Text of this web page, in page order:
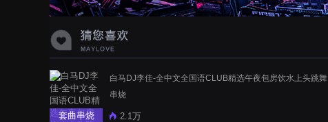
套曲串烧
白马DJ李佳-全中文全国语CLUB精选午夜包房饮水上头跳舞
串烧
2.1万